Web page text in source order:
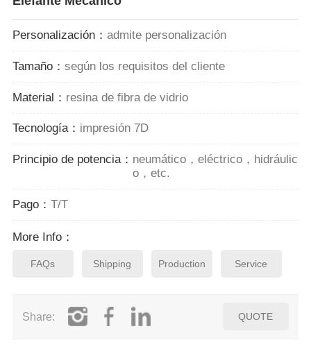
Personalización： admite personalización
Tamaño： según los requisitos del cliente
Material： resina de fibra de vidrio
Tecnología： impresión 7D
Principio de potencia： neumático，eléctrico，hidráulic
o，etc.
Pago： T/T
More Info：
FAQs Shipping Production Service
Share: QUOTE